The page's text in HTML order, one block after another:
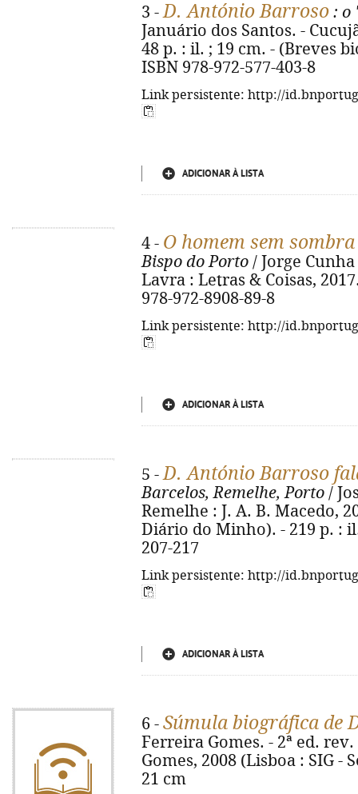
3 -D. António Barroso : o
Januário dos Santos. -
48 p. : il. ; 19 cm. - (Breves
ISBN 978-972-577-403-8
Link persistente: http://
ADICIONAR À LISTA
4 - O homem sem sombra
Bispo do Porto / Jorge
Lavra : Letras & Coisas,
978-972-8908-89-8
Link persistente: http://
ADICIONAR À LISTA
5 -D. António Barroso
Barcelos, Remelhe, Porto /
Remelhe : J. A. B. Macedo,
Diário do Minho). - 219 p. :
207-217
Link persistente: http://
ADICIONAR À LISTA
6 - Súmula biográfica de
Ferreira Gomes. - 2ª ed.
Gomes, 2008 (Lisboa : SIG -
21 cm